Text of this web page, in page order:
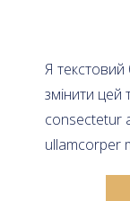
Я текстовий
змінити цей
consectetur
ullamcorper